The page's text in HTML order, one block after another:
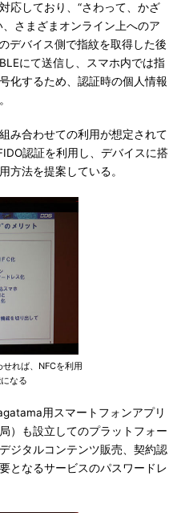
応しており、“さわって、かざ
さまざまオンライン上へのア
デバイス側で指紋を取得した後
にて送信し、スマホ内では指
化するため、認証時の個人情報
み合わせての利用が想定されて
認証を利用し、デバイスに搭
方法を提案している。
れば、NFCを利用
なる
用スマートフォンアプリ
）も設立してのプラットフォー
ジタルコンテンツ販売、契約認
となるサービスのパスワードレ